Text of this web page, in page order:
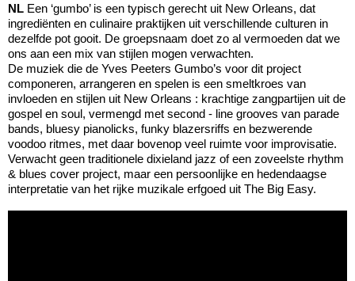
NL Een ‘gumbo’ is een typisch gerecht uit New Orleans, dat
ingrediënten en culinaire praktijken uit verschillende culturen in
dezelfde pot gooit. De groepsnaam doet zo al vermoeden dat we
ons aan een mix van stijlen mogen verwachten.
De muziek die de Yves Peeters Gumbo’s voor dit project
componeren, arrangeren en spelen is een smeltkroes van
invloeden en stijlen uit New Orleans : krachtige zangpartijen uit de
gospel en soul, vermengd met second ­‐ line grooves van parade
bands, bluesy pianolicks, funky blazersriffs en bezwerende
voodoo ritmes, met daar bovenop veel ruimte voor improvisatie.
Verwacht geen traditionele dixieland jazz of een zoveelste rhythm
& blues cover project, maar een persoonlijke en hedendaagse
interpretatie van het rijke muzikale erfgoed uit The Big Easy.